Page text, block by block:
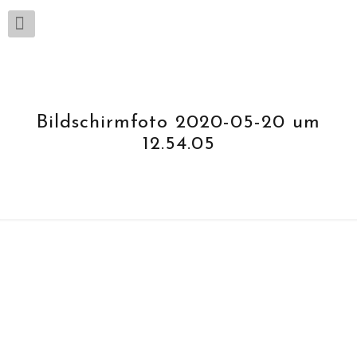
Bildschirmfoto 2020-05-20 um
12.54.05